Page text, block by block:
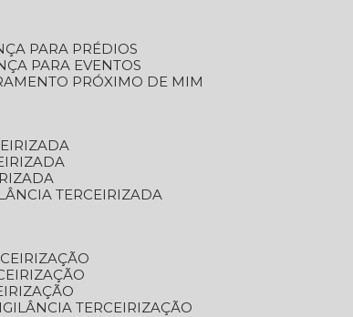
PARA PRÉDIOS
PARA EVENTOS
PRÓXIMO DE MIM
TERCEIRIZADA
TERCEIRIZAÇÃO